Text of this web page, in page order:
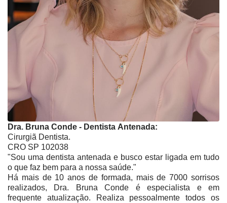
Dra. Bruna Conde - Dentista Antenada:
Cirurgiã Dentista.
CRO SP 102038
"Sou uma dentista antenada e busco estar ligada em tudo
o que faz bem para a nossa saúde."
Há mais de 10 anos de formada, mais de 7000 sorrisos
realizados, Dra. Bruna Conde é especialista e em
frequente atualização. Realiza pessoalmente todos os